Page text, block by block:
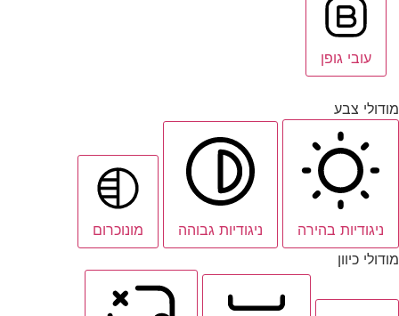
עובי גופן
מודולי צבע
ניגודיות בהירה ניגודיות גבוהה
מונוכרום
מודולי כיוון